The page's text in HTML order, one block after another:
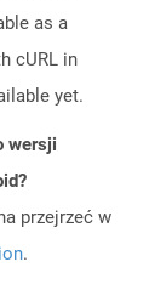
as a
cURL in
yet.
wersji
przejrzeć w
.